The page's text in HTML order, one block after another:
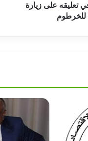
تعليقه على زيارة